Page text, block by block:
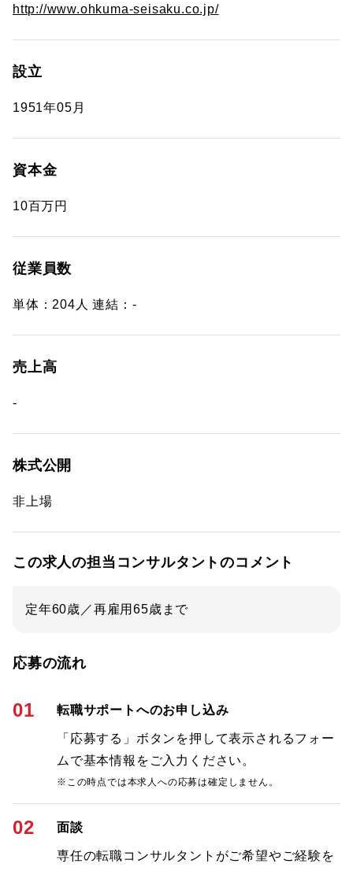
http://www.ohkuma-seisaku.co.jp/
設立
1951年05月
資本金
10百万円
従業員数
単体：204人 連結：-
売上高
-
株式公開
非上場
この求人の担当コンサルタントのコメント
定年60歳／再雇用65歳まで
応募の流れ
01 転職サポートへのお申し込み
「応募する」ボタンを押して表示されるフォー
ムで基本情報をご入力ください。
※この時点では本求人への応募は確定しません。
02 面談
専任の転職コンサルタントがご希望やご経験を